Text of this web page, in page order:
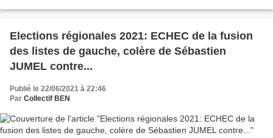
Elections régionales 2021: ECHEC de la fusion
des listes de gauche, colère de Sébastien
JUMEL contre...
Publié le 22/06/2021 à 22:46
Par Collectif BEN